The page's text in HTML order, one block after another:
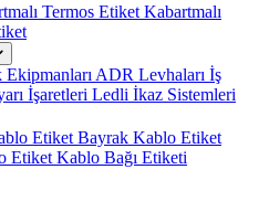
Termos Etiket Kabartmalı
ADR Levhaları İş
İşaretleri Ledli İkaz Sistemleri
Etiket Bayrak Kablo Etiket
Etiket Kablo Bağı Etiketi